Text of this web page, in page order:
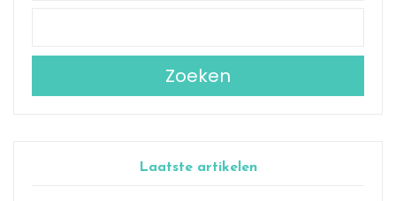
Zoeken
Laatste artikelen